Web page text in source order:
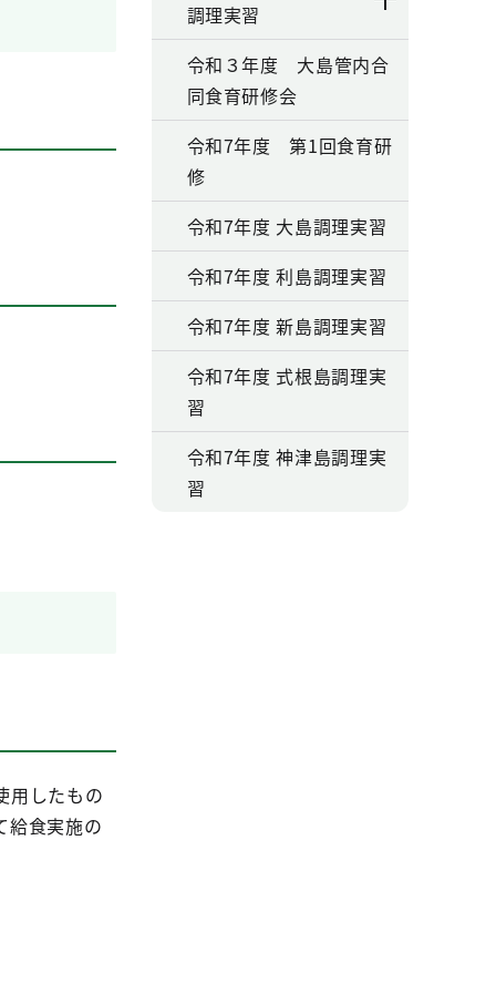
用したもの
給食実施の
調理実習
令和３年度 大島管内合
同食育研修会
令和7年度 第1回食育研
修
令和7年度 大島調理実習
令和7年度 利島調理実習
令和7年度 新島調理実習
令和7年度 式根島調理実
習
令和7年度 神津島調理実
習